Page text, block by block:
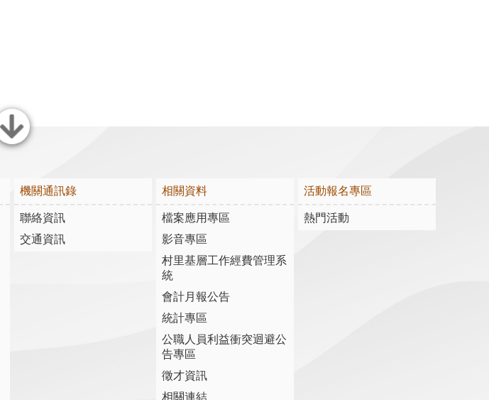
關閉
機關通訊錄
聯絡資訊
交通資訊
相關資料
檔案應用專區
影音專區
村里基層工作經費管理系
統
會計月報公告
統計專區
公職人員利益衝突迴避公
告專區
徵才資訊
相關連結
活動報名專區
熱門活動